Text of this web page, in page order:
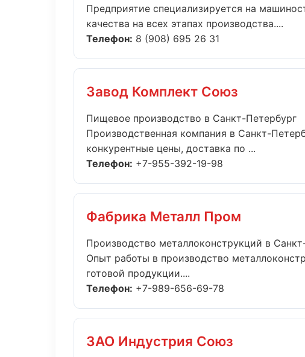
Предприятие специализируется на
качества на всех этапах производства....
Телефон: 8 (908) 695 26 31
Завод Комплект Союз
Пищевое производство в Санкт-Петербург
Производственная компания в Санкт-
конкурентные цены, доставка по ...
Телефон: +7-955-392-19-98
Фабрика Металл Пром
Производство металлоконструкций в
Опыт работы в производство
готовой продукции....
Телефон: +7-989-656-69-78
ЗАО Индустрия Союз